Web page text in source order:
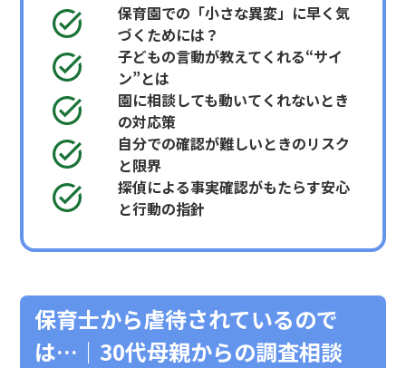
保育園での「小さな異変」に早く気
づくためには？
子どもの言動が教えてくれる“サイ
ン”とは
園に相談しても動いてくれないとき
の対応策
自分での確認が難しいときのリスク
と限界
探偵による事実確認がもたらす安心
と行動の指針
保育士から虐待されているので
は…｜30代母親からの調査相談